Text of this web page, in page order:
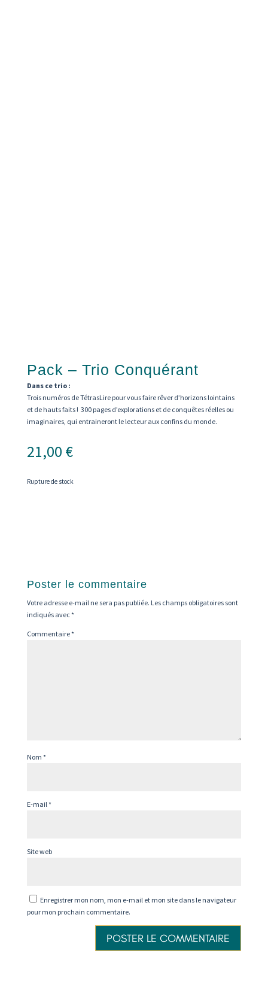
Pack – Trio Conquérant
Dans ce trio :
Trois numéros de TétrasLire pour vous faire rêver d’horizons lointains
et de hauts faits ! 300 pages d’explorations et de conquêtes réelles ou
imaginaires, qui entraineront le lecteur aux confins du monde.
21,00 €
Rupture de stock
Poster le commentaire
Votre adresse e-mail ne sera pas publiée. Les champs obligatoires sont
indiqués avec*
Commentaire*
Nom *
E-mail*
Site web
Enregistrer mon nom, mon e-mail et mon site dans le navigateur
pour mon prochain commentaire.